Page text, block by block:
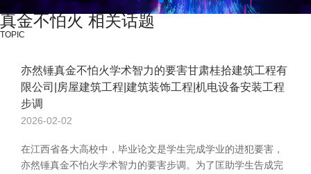
真金不怕火 相关话题
TOPIC
亦然锤真金不怕火学术智力的要害甘肃桂拾建筑工程有
限公司|房屋建筑工程|建筑装饰工程|机电设备安装工程
步调
2026-02-02
在江西省各大高校中，毕业论文是学生完成学业的进犯要害，
亦然锤真金不怕火学术智力的要害步调。为了匡助学生告成完